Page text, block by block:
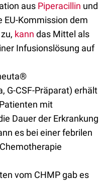
aus Piperacillin und
EU-Kommission dem
kann das Mittel als
Infusionslösung auf
G-CSF-Präparat) erhält
mit
Dauer der Erkrankung
es bei einer febrilen
vom CHMP gab es